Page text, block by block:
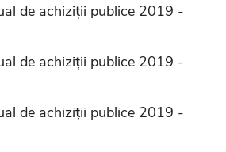
de achiziții publice 2019 -
de achiziții publice 2019 -
de achiziții publice 2019 -